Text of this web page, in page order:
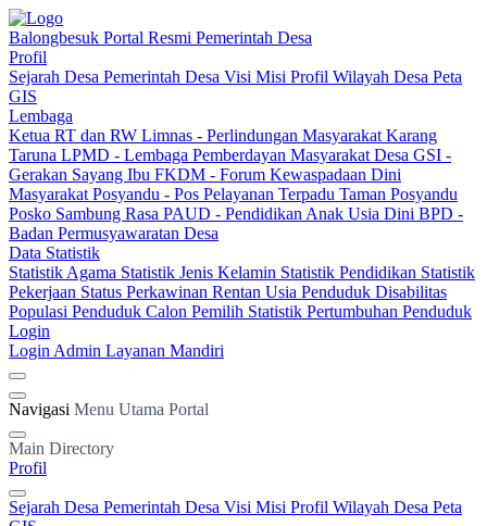
Balongbesuk Portal Resmi Pemerintah Desa
Profil
Sejarah Desa Pemerintah Desa Visi Misi Profil Wilayah Desa Peta
GIS
Lembaga
Ketua RT dan RW Limnas - Perlindungan Masyarakat Karang
Taruna LPMD - Lembaga Pemberdayan Masyarakat Desa GSI -
Gerakan Sayang Ibu FKDM - Forum Kewaspadaan Dini
Masyarakat Posyandu - Pos Pelayanan Terpadu Taman Posyandu
Posko Sambung Rasa PAUD - Pendidikan Anak Usia Dini BPD -
Badan Permusyawaratan Desa
Data Statistik
Statistik Agama Statistik Jenis Kelamin Statistik Pendidikan Statistik
Pekerjaan Status Perkawinan Rentan Usia Penduduk Disabilitas
Populasi Penduduk Calon Pemilih Statistik Pertumbuhan Penduduk
Login
Login Admin Layanan Mandiri
Navigasi Menu Utama Portal
Main Directory
Profil
Sejarah Desa Pemerintah Desa Visi Misi Profil Wilayah Desa Peta